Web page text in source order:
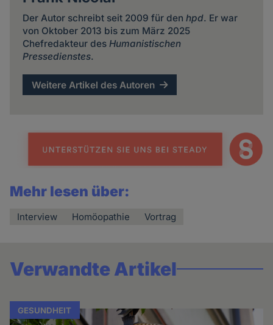
Der Autor schreibt seit 2009 für den hpd. Er war
von Oktober 2013 bis zum März 2025
Chefredakteur des Humanistischen
Pressedienstes.
Weitere Artikel des Autoren
Mehr lesen über:
Interview Homöopathie Vortrag
Verwandte Artikel
GESUNDHEIT